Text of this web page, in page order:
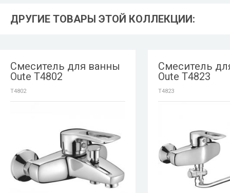
ДРУГИЕ ТОВАРЫ ЭТОЙ КОЛЛЕКЦИИ:
Смеситель для ванны
Oute T4802
T4802
Смеситель
Oute T4823
T4823